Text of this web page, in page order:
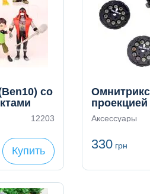
со
12203
Купить
проекцией
Аксессуары
330грн